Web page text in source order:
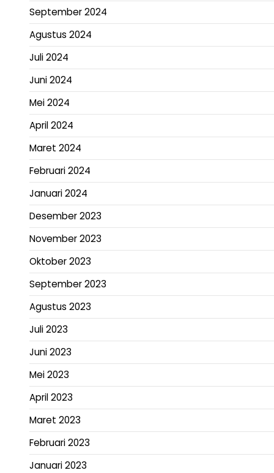
September 2024
Agustus 2024
Juli 2024
Juni 2024
Mei 2024
April 2024
Maret 2024
Februari 2024
Januari 2024
Desember 2023
November 2023
Oktober 2023
September 2023
Agustus 2023
Juli 2023
Juni 2023
Mei 2023
April 2023
Maret 2023
Februari 2023
Januari 2023